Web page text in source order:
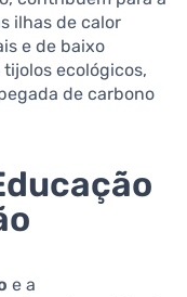
ilhas de calor
e de baixo
ecológicos,
de carbono
e a